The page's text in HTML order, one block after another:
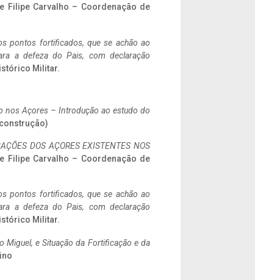
Filipe Carvalho – Coordenação de
pontos fortificados, que se achão ao
a defeza do Pais, com declaração
Militar.
nos Açores – Introdução ao estudo do
DOS AÇORES EXISTENTES NOS
Filipe Carvalho – Coordenação de
pontos fortificados, que se achão ao
a defeza do Pais, com declaração
Militar.
Miguel, e Situação da Fortificação e da